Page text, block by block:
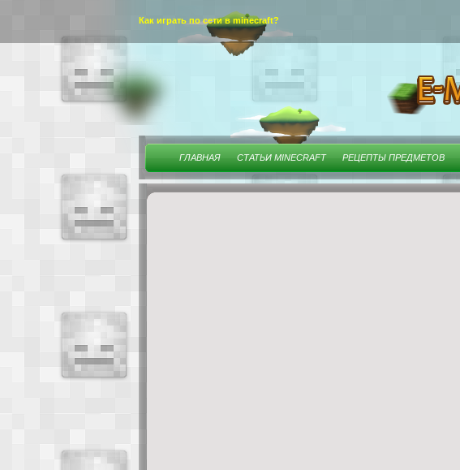
Как играть по сети в minecraft?
ГЛАВНАЯ СТАТЬИ MINECRAFT РЕЦЕПТЫ ПРЕДМЕТОВ